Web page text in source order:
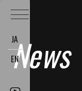
JA
EN
News